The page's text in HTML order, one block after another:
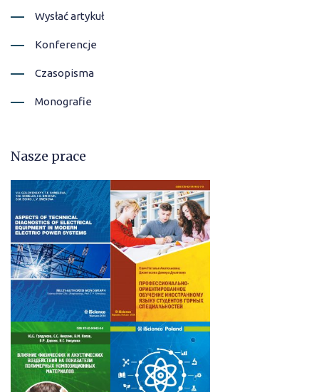
Wysłać artykuł
Konferencje
Czasopisma
Monografie
Nasze prace